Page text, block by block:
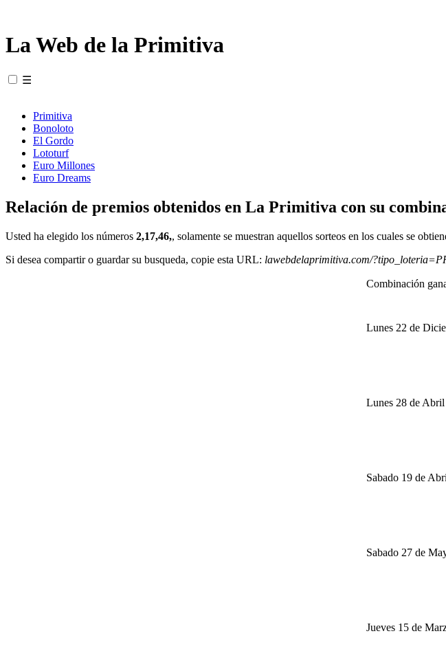
La Web de la Primitiva
☰
Primitiva
Bonoloto
El Gordo
Lototurf
Euro Millones
Euro Dreams
Relación de premios obtenidos en La Primitiva con su
Usted ha elegido los números 2,17,46,, solamente se muestran aquellos sorteos en los cuales se
Si desea compartir o guardar su busqueda, copie esta URL: lawebdelaprimitiva.com/
Combinación
Lunes 22 de
Lunes 28 de
Sabado 19 de
Sabado 27 de
Jueves 15 de